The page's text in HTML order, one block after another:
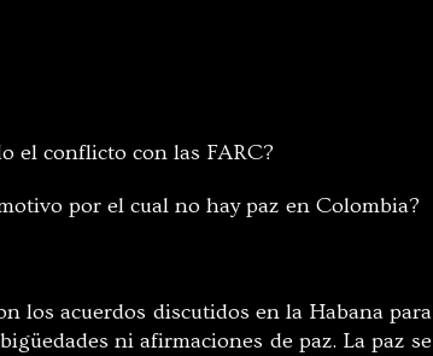
el conflicto con las FARC?
por el cual no hay paz en Colombia?
los acuerdos discutidos en la Habana para
ni afirmaciones de paz. La paz se